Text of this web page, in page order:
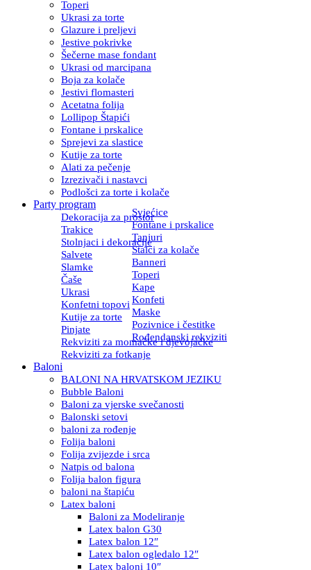
Toperi
Ukrasi za torte
Glazure i preljevi
Jestive pokrivke
Šečerne mase fondant
Ukrasi od marcipana
Boja za kolače
Jestivi flomasteri
Acetatna folija
Lollipop Štapići
Fontane i prskalice
Sprejevi za slastice
Kutije za torte
Alati za pečenje
Izrezivači i nastavci
Podlošci za torte i kolače
Party program
Dekoracija za prostor
Svjećice
Trakice
Fontane i prskalice
Stolnjaci i dekoracije
Tanjuri
Salvete
Stalci za kolače
Slamke
Banneri
Čaše
Toperi
Ukrasi
Kape
Konfetni topovi Konfeti
Kutije za torte
Maske
Pinjate
Pozivnice i čestitke
Rekviziti za momačke i djevojačke
Rođendanski rekviziti
Rekviziti za fotkanje
Baloni
BALONI NA HRVATSKOM JEZIKU
Bubble Baloni
Baloni za vjerske svečanosti
Balonski setovi
baloni za rođenje
Folija baloni
Folija zvijezde i srca
Natpis od balona
Folija balon figura
baloni na štapiću
Latex baloni
Baloni za Modeliranje
Latex balon G30
Latex balon 12″
Latex balon ogledalo 12″
Latex baloni 10″